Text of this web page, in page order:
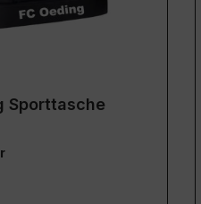
Sporttasche